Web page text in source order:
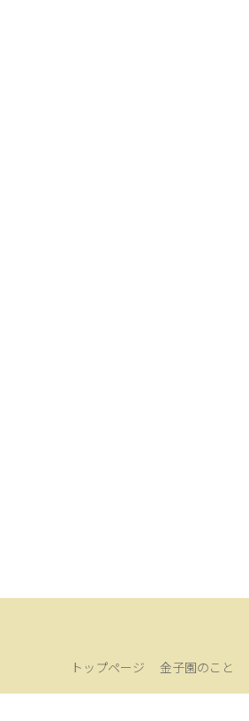
トップページ 金子園のこと